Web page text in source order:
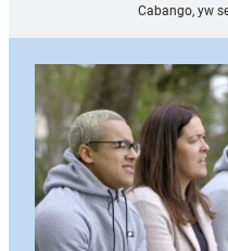
Cabango, yw